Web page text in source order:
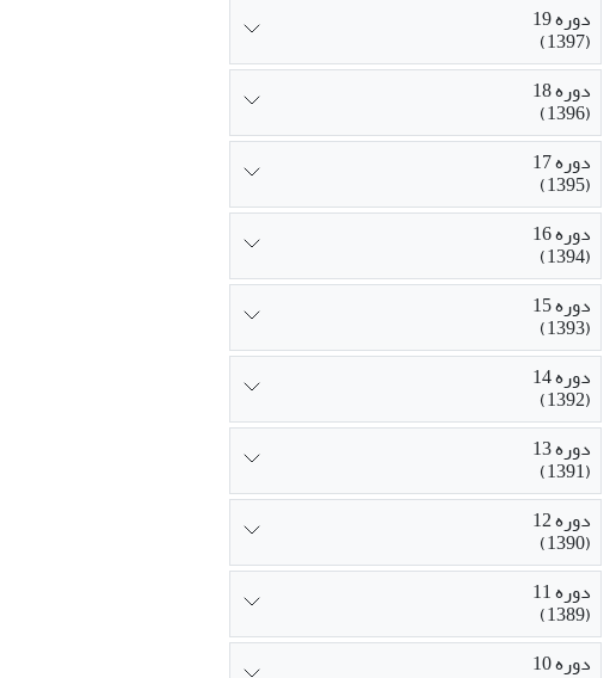
دوره 19
(1397)
دوره 18
(1396)
دوره 17
(1395)
دوره 16
(1394)
دوره 15
(1393)
دوره 14
(1392)
دوره 13
(1391)
دوره 12
(1390)
دوره 11
(1389)
دوره 10